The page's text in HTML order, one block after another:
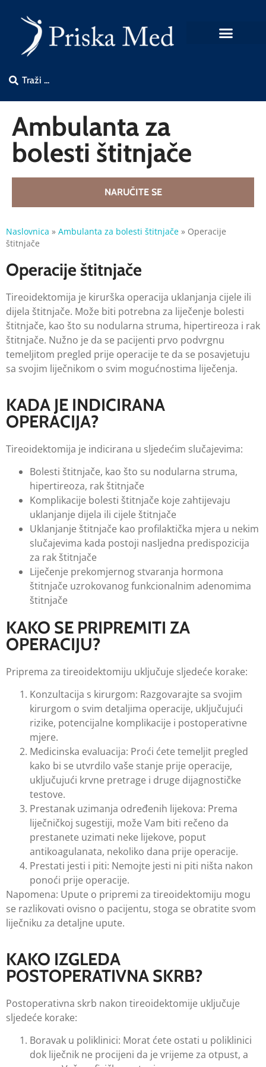
Ambulanta za
bolesti štitnjače
NARUČITE SE
Naslovnica » Ambulanta za bolesti štitnjače » Operacije
štitnjače
Operacije štitnjače
Tireoidektomija je kirurška operacija uklanjanja cijele ili
dijela štitnjače. Može biti potrebna za liječenje bolesti
štitnjače, kao što su nodularna struma, hipertireoza i rak
štitnjače. Nužno je da se pacijenti prvo podvrgnu
temeljitom pregled prije operacije te da se posavjetuju
sa svojim liječnikom o svim mogućnostima liječenja.
KADA JE INDICIRANA
OPERACIJA?
Tireoidektomija je indicirana u sljedećim slučajevima:
Bolesti štitnjače, kao što su nodularna struma,
hipertireoza, rak štitnjače
Komplikacije bolesti štitnjače koje zahtijevaju
uklanjanje dijela ili cijele štitnjače
Uklanjanje štitnjače kao profilaktička mjera u nekim
slučajevima kada postoji nasljedna predispozicija
za rak štitnjače
Liječenje prekomjernog stvaranja hormona
štitnjače uzrokovanog funkcionalnim adenomima
štitnjače
KAKO SE PRIPREMITI ZA
OPERACIJU?
Priprema za tireoidektomiju uključuje sljedeće korake:
Konzultacija s kirurgom: Razgovarajte sa svojim
kirurgom o svim detaljima operacije, uključujući
rizike, potencijalne komplikacije i postoperativne
mjere.
Medicinska evaluacija: Proći ćete temeljit pregled
kako bi se utvrdilo vaše stanje prije operacije,
uključujući krvne pretrage i druge dijagnostičke
testove.
Prestanak uzimanja određenih lijekova: Prema
liječničkoj sugestiji, može Vam biti rečeno da
prestanete uzimati neke lijekove, poput
antikoagulanata, nekoliko dana prije operacije.
Prestati jesti i piti: Nemojte jesti ni piti ništa nakon
ponoći prije operacije.
Napomena: Upute o pripremi za tireoidektomiju mogu
se razlikovati ovisno o pacijentu, stoga se obratite svom
liječniku za detaljne upute.
KAKO IZGLEDA
POSTOPERATIVNA SKRB?
Postoperativna skrb nakon tireoidektomije uključuje
sljedeće korake:
Boravak u poliklinici: Morat ćete ostati u poliklinici
dok liječnik ne procijeni da je vrijeme za otpust, a